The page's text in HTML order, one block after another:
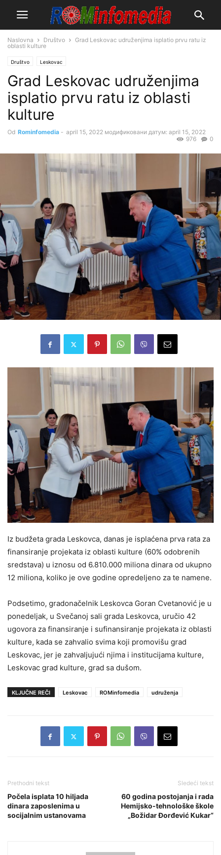
Naslovna Društvo
Grad Leskovac udruženjima isplatio prvu ratu iz
oblasti kulture
Društvo Leskovac
Grad Leskovac udruženjima
isplatio prvu ratu iz oblasti
kulture
Od Rominfomedia - april 15, 2022 модификовани датум: april 15, 2022
0
976
Iz budžeta grada Leskovca, danas je isplaćena prva rata za
finansiranje projekata iz oblasti kulture (60% odobrenih
sredstava) u iznosu od 6.810.000 miliona dinara od ukupno
12 miliona, koliko je ove godine opredeljeno za te namene.
Podsetimo, gradonačelnik Leskovca Goran Cvetanović je u
ponedeljak, u Svečanoj sali grada Leskovca, uručio 42
ugovora za finansiranje i sufinansiranje projekata iz oblasti
kulture, kada se zahvalio svima koji promovišu grad
Leskovac, jer je zahvaljujući njima i institucijama kulture,
Leskovac grad kulture, grad sa dušom.
KLJUČNE REČI Leskovac ROMinfomedia udruženja
Prethodni tekst
Počela isplata 10 hiljada
dinara zaposlenima u
socijalnim ustanovama
Sledeći tekst
60 godina postojanja i rada
Hemijsko-tehnološke škole
„Božidar Đorđević Кukar“